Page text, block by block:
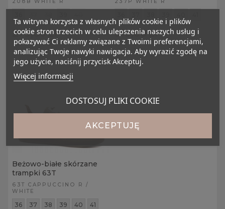
279,00 zł 319,00 zł
Beżowo-białe skórzane
trampki 63T
63T CAPPUCCINO R /
WHITE
36 37 38 39 40 41
Ta witryna korzysta z własnych plików cookie i plików
cookie stron trzecich w celu ulepszenia naszych usług i
pokazywać Ci reklamy związane z Twoimi preferencjami,
analizując Twoje nawyki nawigacja. Aby wyrazić zgodę na
jego użycie, naciśnij przycisk Akceptuj.
Więcej informacji
DOSTOSUJ PLIKI COOKIE
AKCEPTUJĘ